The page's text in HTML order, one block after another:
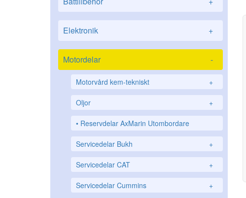
Elektronik +
Motordelar -
Motorvård kem-tekniskt +
Oljor +
Reservdelar AxMarin Utombordare
Servicedelar Bukh +
Servicedelar CAT +
Servicedelar Cummins +